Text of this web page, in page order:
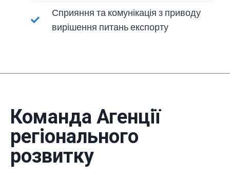
Сприяння та комунікація з приводу
вирішення питань експорту
Команда Агенції
регіонального
розвитку